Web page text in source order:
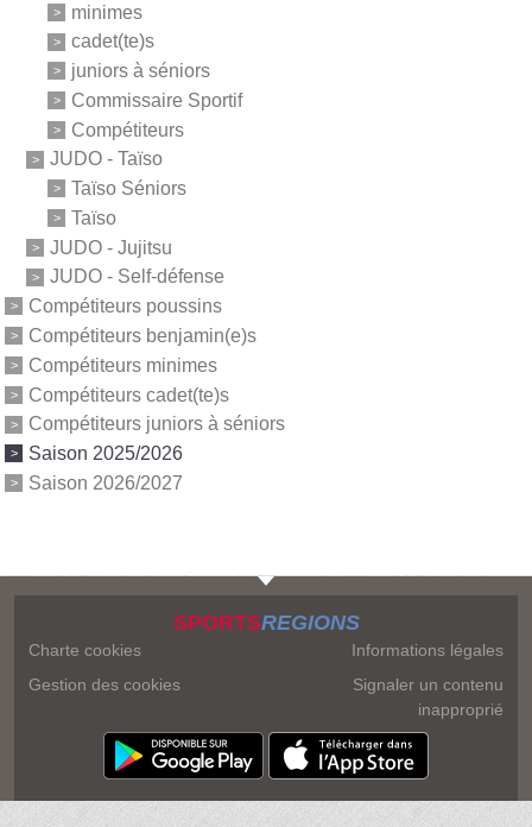
minimes
cadet(te)s
juniors à séniors
Commissaire Sportif
Compétiteurs
JUDO - Taïso
Taïso Séniors
Taïso
JUDO - Jujitsu
JUDO - Self-défense
Compétiteurs poussins
Compétiteurs benjamin(e)s
Compétiteurs minimes
Compétiteurs cadet(te)s
Compétiteurs juniors à séniors
Saison 2025/2026
Saison 2026/2027
SPORTSREGIONS
Charte cookies
Gestion des cookies
Informations légales
Signaler un contenu
inapproprié